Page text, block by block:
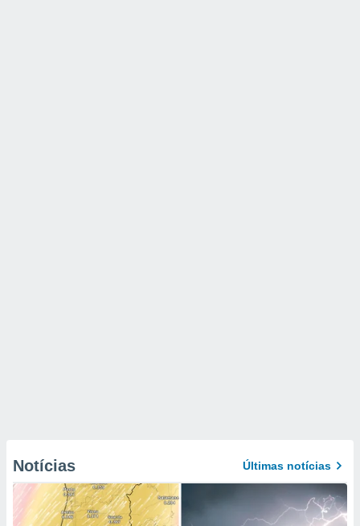
Notícias Últimas notícias